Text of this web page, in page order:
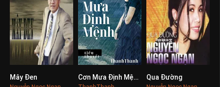
Mây Đen 0
Cơn Mưa Định Mệnh Qua Đường